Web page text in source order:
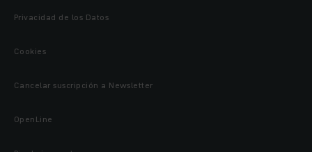
Privacidad de los Datos
Cookies
Cancelar suscripción a Newsletter
OpenLine